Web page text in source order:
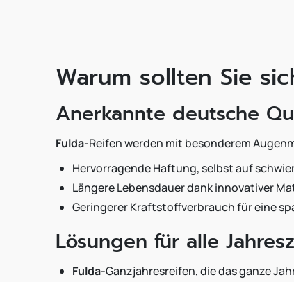
Warum sollten Sie
Anerkannte deutsche
Fulda-Reifen werden mit besonderem
Hervorragende Haftung, selbst auf
Längere Lebensdauer dank innovativer
Geringerer Kraftstoffverbrauch für eine
Lösungen für alle
Fulda-Ganzjahresreifen, die das ganze